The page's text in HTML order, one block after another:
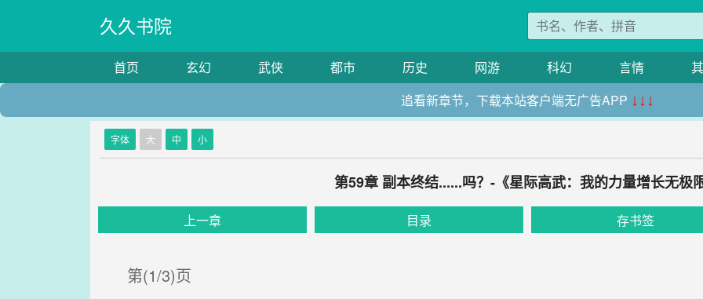
久久书院
首页 玄幻 武侠 都市 历史 网游 科幻 言情
追看新章节，下载本站客户端无广告APP ↓↓↓
字体 大 中 小
第59章 副本终结......吗？-《星际高武：我的力量增长无极
上一章 目录 存书签
第(1/3)页